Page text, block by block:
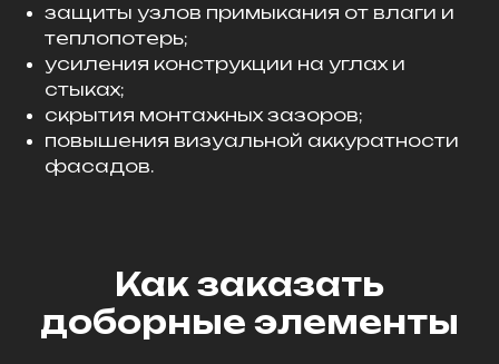
защиты узлов примыкания от влаги и
теплопотерь;
усиления конструкции на углах и
стыках;
скрытия монтажных зазоров;
повышения визуальной аккуратности
фасадов.
Как заказать
доборные элементы